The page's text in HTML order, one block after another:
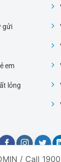
gửi
em
lỏng
/ Call